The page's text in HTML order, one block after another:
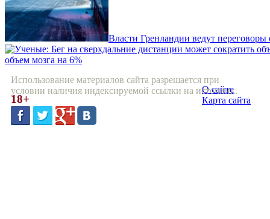
Власти Гренландии ведут
объем мозга на 6%
Использование материалов сайта разрешается при
условии наличия индексируемой ссылки на источник.
18+
О сайте
Карта сайта